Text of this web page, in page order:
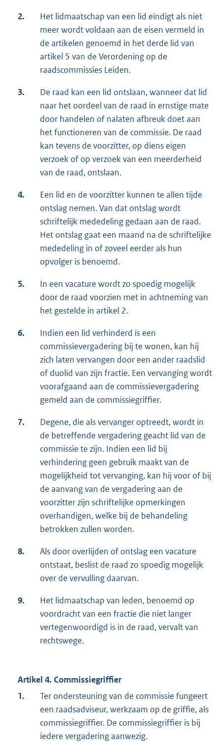
2.
Het lidmaatschap van een lid eindigt als niet
meer wordt voldaan aan de eisen vermeld in
de artikelen genoemd in het derde lid van
artikel 5 van de Verordening op de
raadscommissies Leiden.
3.
De raad kan een lid ontslaan, wanneer dat lid
naar het oordeel van de raad in ernstige mate
door handelen of nalaten afbreuk doet aan
het functioneren van de commissie. De raad
kan tevens de voorzitter, op diens eigen
verzoek of op verzoek van een meerderheid
van de raad, ontslaan.
4.
Een lid en de voorzitter kunnen te allen tijde
ontslag nemen. Van dat ontslag wordt
schriftelijk mededeling gedaan aan de raad.
Het ontslag gaat een maand na de schriftelijke
mededeling in of zoveel eerder als hun
opvolger is benoemd.
5.
In een vacature wordt zo spoedig mogelijk
door de raad voorzien met in achtneming van
het gestelde in artikel 2.
6.
Indien een lid verhinderd is een
commissievergadering bij te wonen, kan hij
zich laten vervangen door een ander raadslid
of duolid van zijn fractie. Een vervanging wordt
voorafgaand aan de commissievergadering
gemeld aan de commissiegriffier.
7.
Degene, die als vervanger optreedt, wordt in
de betreffende vergadering geacht lid van de
commissie te zijn. Indien een lid bij
verhindering geen gebruik maakt van de
mogelijkheid tot vervanging, kan hij voor of bij
de aanvang van de vergadering aan de
voorzitter zijn schriftelijke opmerkingen
overhandigen, welke bij de behandeling
betrokken zullen worden.
8.
Als door overlijden of ontslag een vacature
ontstaat, beslist de raad zo spoedig mogelijk
over de vervulling daarvan.
9.
Het lidmaatschap van leden, benoemd op
voordracht van een fractie die niet langer
vertegenwoordigd is in de raad, vervalt van
rechtswege.
Artikel 4. Commissiegriffier
1.
Ter ondersteuning van de commissie fungeert
een raadsadviseur, werkzaam op de griffie, als
commissiegriffier. De commissiegriffier is bij
iedere vergadering aanwezig.